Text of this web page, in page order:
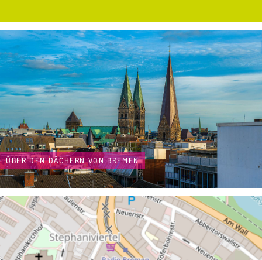
ÜBER DEN DÄCHERN VON BREMEN